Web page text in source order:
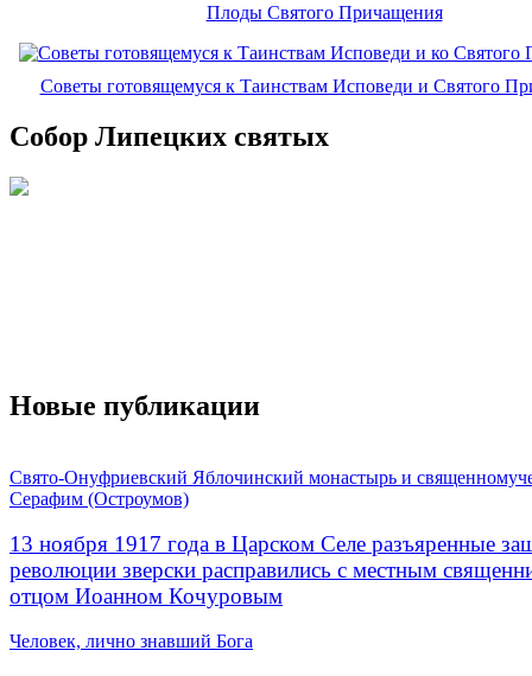
Плоды Святого Причащения
Советы готовящемуся к Таинствам Исповеди и Святого
Собор Липецких святых
Новые публикации
Свято-Онуфриевский Яблочинский монастырь и
Серафим (Остроумов)
13 ноября 1917 года в Царском Селе разъяренные
революции зверски расправились с местным
отцом Иоанном Кочуровым
Человек, лично знавший Бога